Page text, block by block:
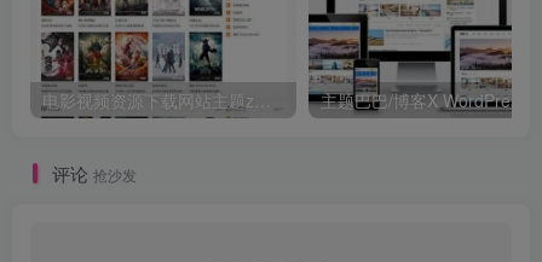
电影视频资源下载网站主题zmovie 专为电影站制作
评论 抢沙发